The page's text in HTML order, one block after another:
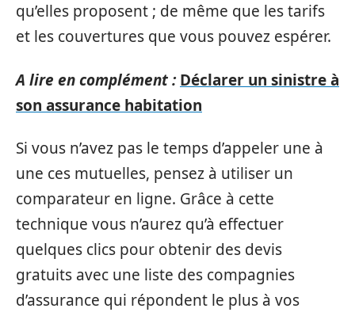
qu’elles proposent ; de même que les tarifs
et les couvertures que vous pouvez espérer.
A lire en complément : Déclarer un sinistre à
son assurance habitation
Si vous n’avez pas le temps d’appeler une à
une ces mutuelles, pensez à utiliser un
comparateur en ligne. Grâce à cette
technique vous n’aurez qu’à effectuer
quelques clics pour obtenir des devis
gratuits avec une liste des compagnies
d’assurance qui répondent le plus à vos